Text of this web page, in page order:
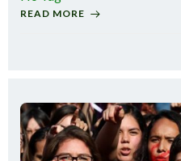
READ MORE